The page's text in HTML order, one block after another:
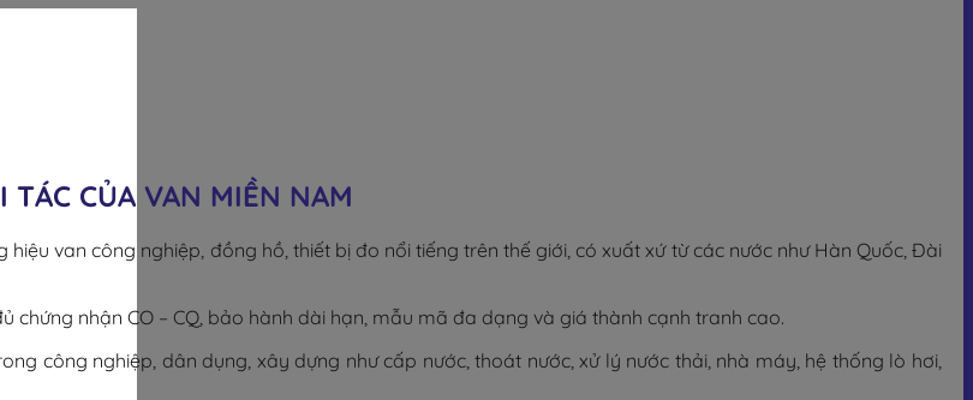
TÁC CỦA VAN MIỀN NAM
van công nghiệp, đồng hồ, thiết bị đo nổi tiếng trên thế giới, có xuất xứ từ các nước như Hàn Quốc, Đài
nhận CO – CQ, bảo hành dài hạn, mẫu mã đa dạng và giá thành cạnh tranh cao.
công nghiệp, dân dụng, xây dựng như cấp nước, thoát nước, xử lý nước thải, nhà máy, hệ thống lò hơi,